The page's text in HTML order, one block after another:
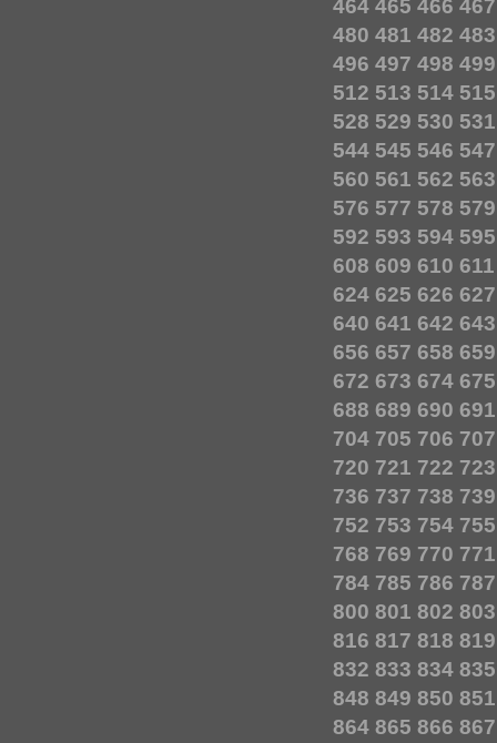
464 465 466 467
480 481 482 483
496 497 498 499
512 513 514 515
528 529 530 531
544 545 546 547
560 561 562 563
576 577 578 579
592 593 594 595
608 609 610 611
624 625 626 627
640 641 642 643
656 657 658 659
672 673 674 675
688 689 690 691
704 705 706 707
720 721 722 723
736 737 738 739
752 753 754 755
768 769 770 771
784 785 786 787
800 801 802 803
816 817 818 819
832 833 834 835
848 849 850 851
864 865 866 867